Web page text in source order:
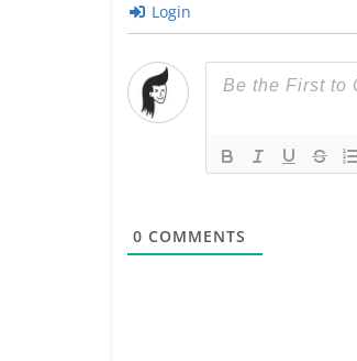
Login
0 COMMENTS